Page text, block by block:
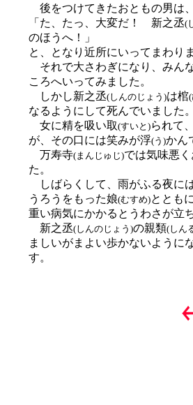
後をつけてきたおともの男は
「た、たっ、大変だ！ 新之丞(
のほうへ！」
と、となり近所にいってまわり
それで大さわぎになり、みん
ころへいってみました。
しかし新之丞(しんのじょう)は棺
なるようにして死んでいました。
女に精を吸い取(すいと)られて
が、その口には笑みが浮(う)かん
万寿寺(まんじゅじ)では気味悪
た。
しばらくして、雨がふる夜に
うろうをもった娘(むすめ)ととも
重い病気にかかるとうわさが立
新之丞(しんのじょう)の親類(しん
ましいがまよい歩かないように
す。